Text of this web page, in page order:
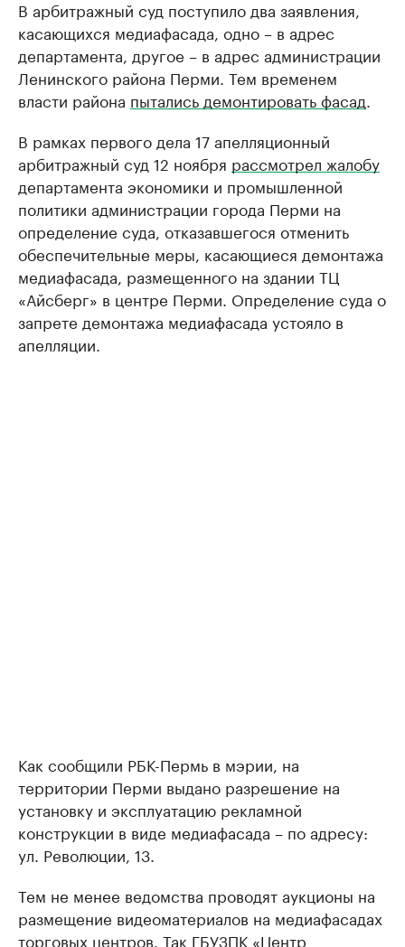
В арбитражный суд поступило два заявления,
касающихся медиафасада, одно – в адрес
департамента, другое – в адрес администрации
Ленинского района Перми. Тем временем
власти района пытались демонтировать фасад
В рамках первого дела 17 апелляционный
арбитражный суд 12 ноября рассмотрел жалобу
департамента экономики и промышленной
политики администрации города Перми на
определение суда, отказавшегося отменить
обеспечительные меры, касающиеся демонтажа
медиафасада, размещенного на здании ТЦ
«Айсберг» в центре Перми. Определение суда о
запрете демонтажа медиафасада устояло в
апелляции.
Как сообщили РБК-Пермь в мэрии, на
территории Перми выдано разрешение на
установку и эксплуатацию рекламной
конструкции в виде медиафасада – по адресу:
ул. Революции, 13.
Тем не менее ведомства проводят аукционы на
размещение видеоматериалов на медиафасадах
торговых центров. Так ГБУЗПК «Центр